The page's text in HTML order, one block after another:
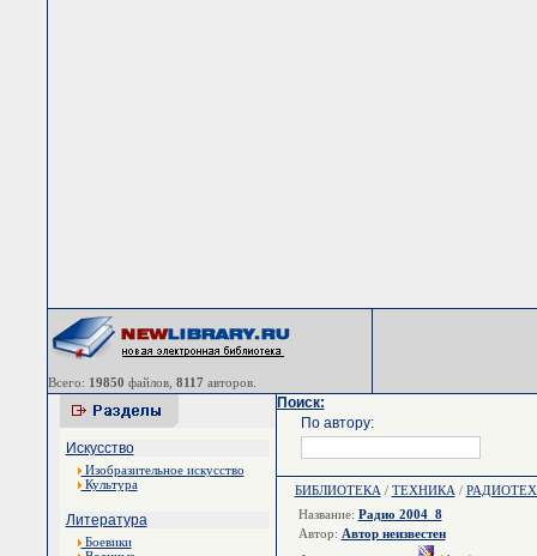
Всего: 19850 файлов, 8117 авторов.
Искусство
Изобразительное искусство
Культура
Литература
Боевики
Поиск:
По автору:
БИБЛИОТЕКА / ТЕХНИКА /
Название: Радио 2004_8
Автор: Автор неизвестен